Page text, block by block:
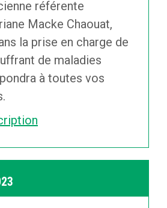
référente
Macke Chaouat,
la prise en charge de
de maladies
à toutes vos